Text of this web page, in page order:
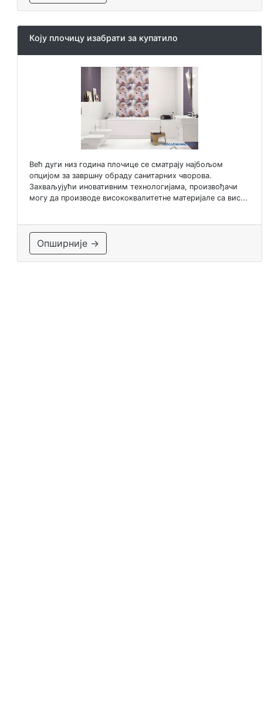
Коју плочицу изабрати за купатило
Већ дуги низ година плочице се сматрају најбољом
опцијом за завршну обраду санитарних чворова.
Захваљујући иновативним технологијама, произвођачи
могу да производе висококвалитетне материјале са вис...
Опширније →